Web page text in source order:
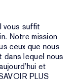
vous suffit
Notre mission
ceux que nous
dans lequel nous
et
PLUS